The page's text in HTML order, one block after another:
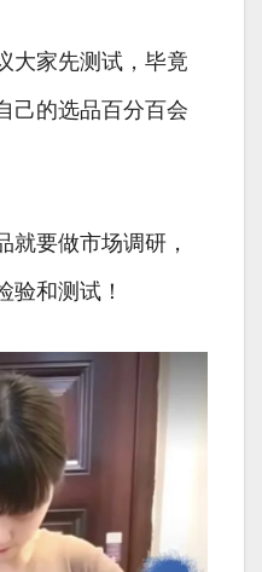
大家先测试，毕竟
己的选品百分百会
就要做市场调研，
验和测试！